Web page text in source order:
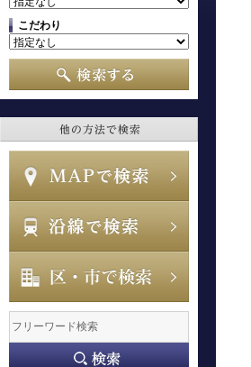
こだわり